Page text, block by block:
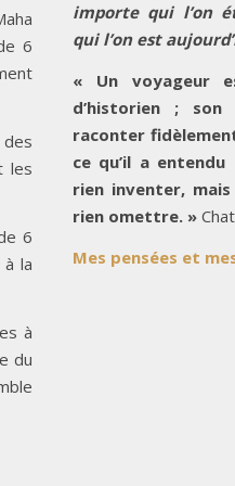
6
les
6
la
à
du
importe qui l’on
qui l’on est
« Un voyageur
d’historien ;
raconter
ce qu’il a
rien inventer,
rien omettre. »
Mes pensées et